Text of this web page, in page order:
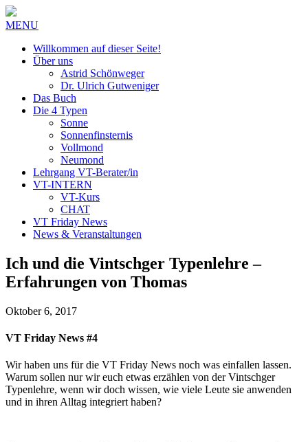
MENU
Willkommen auf dieser Seite!
Über uns
Astrid Schönweger
Dr. Ulrich Gutweniger
Das Buch
Die 4 Typen
Sonne
Sonnenfinsternis
Vollmond
Neumond
Lehrgang VT-Berater/in
VT-INTERN
VT-Kurs
CHAT
VT Friday News
News & Veranstaltungen
Ich und die Vintschger Typenlehre –
Erfahrungen von Thomas
Oktober 6, 2017
VT Friday News #4
Wir haben uns für die VT Friday News noch was einfallen lassen.
Warum sollen nur wir euch etwas erzählen von der Vintschger
Typenlehre, wenn wir doch wissen, wie viele Leute sie anwenden
und in ihren Alltag integriert haben?